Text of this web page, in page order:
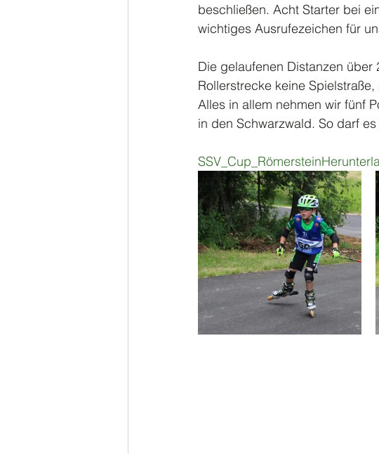
beschließen. Acht Starter bei
wichtiges Ausrufezeichen für
Die gelaufenen Distanzen über
Rollerstrecke keine
Alles in allem nehmen wir fünf
in den Schwarzwald. So darf
SSV_Cup_Römerstein